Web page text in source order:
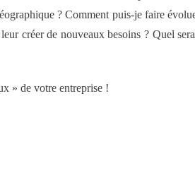
? Comment puis-je faire
créer de nouveaux besoins ? Quel
» de votre entreprise !